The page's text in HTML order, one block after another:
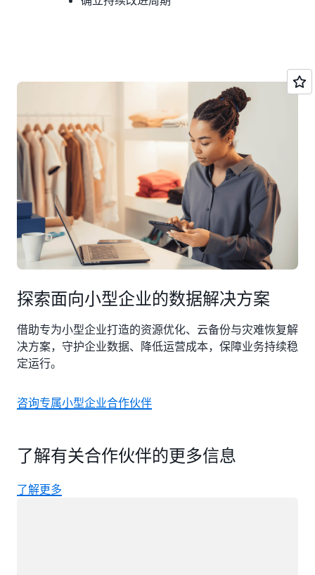
探索面向小型企业的数据解决方案
借助专为小型企业打造的资源优化、云备份与灾难恢复解
决方案，守护企业数据、降低运营成本，保障业务持续稳
定运行。
咨询专属小型企业合作伙伴
了解有关合作伙伴的更多信息
了解更多